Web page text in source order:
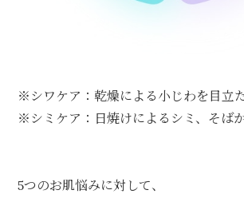
※シワケア：乾燥による小じわを目立
※シミケア：日焼けによるシミ、そば
5つのお肌悩みに対して、